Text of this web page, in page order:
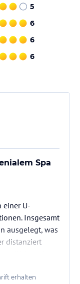
und die
von KI. Alle
die
5
6
6
6
Spa
einer U-
Insgesamt
ausgelegt, was
distanziert
zum Spa
ist
erhalten